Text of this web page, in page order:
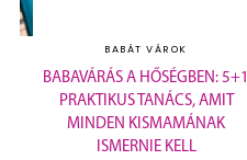
BABÁT VÁROK
BABAVÁRÁS A HŐSÉGBEN: 5+1
PRAKTIKUS TANÁCS, AMIT
MINDEN KISMAMÁNAK
ISMERNIE KELL